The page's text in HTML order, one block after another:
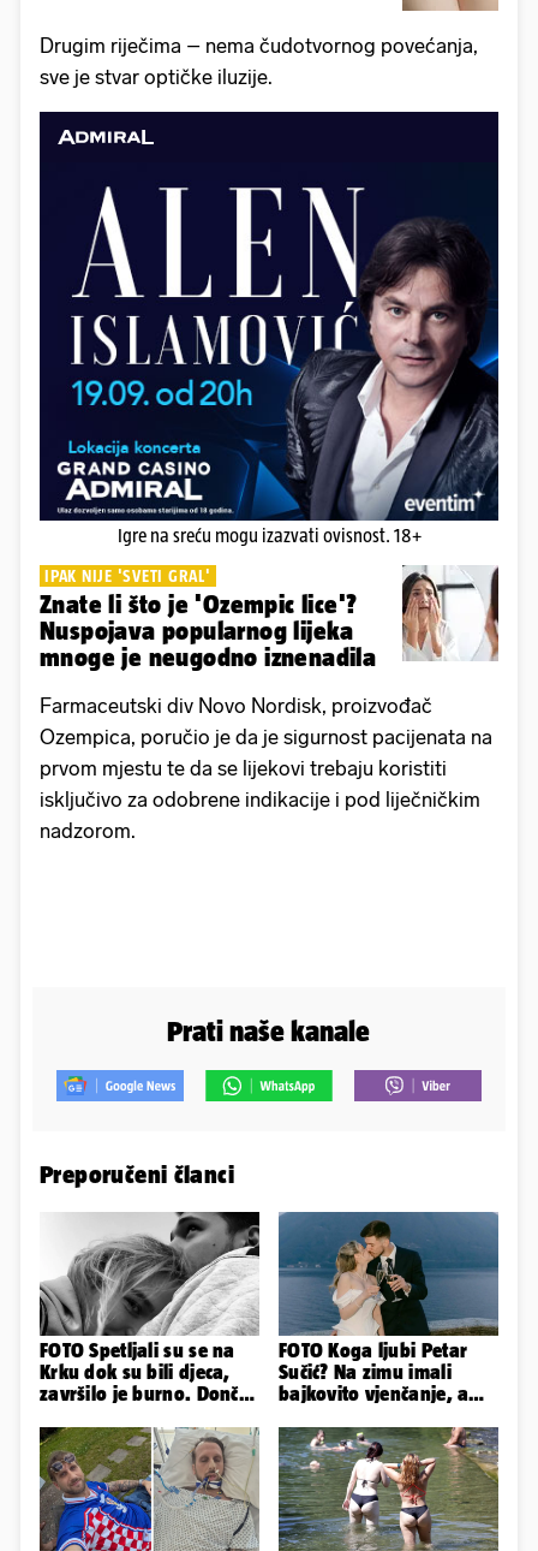
Drugim riječima – nema čudotvornog povećanja,
sve je stvar optičke iluzije.
Igre na sreću mogu izazvati ovisnost. 18+
IPAK NIJE 'SVETI GRAL'
Znate li što je 'Ozempic lice'?
Nuspojava popularnog lijeka
mnoge je neugodno iznenadila
Farmaceutski div Novo Nordisk, proizvođač
Ozempica, poručio je da je sigurnost pacijenata na
prvom mjestu te da se lijekovi trebaju koristiti
isključivo za odobrene indikacije i pod liječničkim
nadzorom.
Prati naše kanale
Preporučeni članci
FOTO Spetljali su se na
Krku dok su bili djeca,
završilo je burno. Dončić
FOTO Koga ljubi Petar
Sučić? Na zimu imali
bajkovito vjenčanje, a
sin!